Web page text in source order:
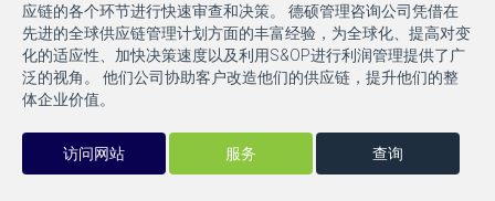
应链的各个环节进行快速审查和决策。 德硕管理咨询公司凭借在
先进的全球供应链管理计划方面的丰富经验，为全球化、提高对变
化的适应性、加快决策速度以及利用S&OP进行利润管理提供了广
泛的视角。 他们公司协助客户改造他们的供应链，提升他们的整
体企业价值。
访问网站 服务 查询